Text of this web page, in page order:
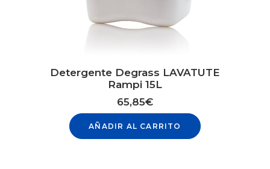
Detergente Degrass LAVATUTE
Rampi 15L
65,85€
AÑADIR AL CARRITO